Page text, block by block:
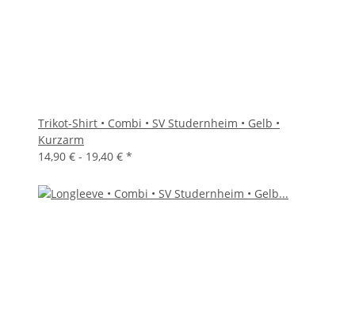
Trikot-Shirt • Combi • SV Studernheim • Gelb •
Kurzarm
14,90 € - 19,40 € *